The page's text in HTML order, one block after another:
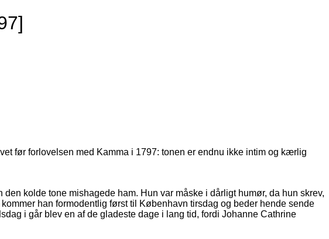
før forlovelsen med Kamma i 1797: tonen er endnu ikke intim og kærlig
kolde tone mishagede ham. Hun var måske i dårligt humør, da hun skrev,
han formodentlig først til København tirsdag og beder hende sende
i går blev en af de gladeste dage i lang tid, fordi Johanne Cathrine